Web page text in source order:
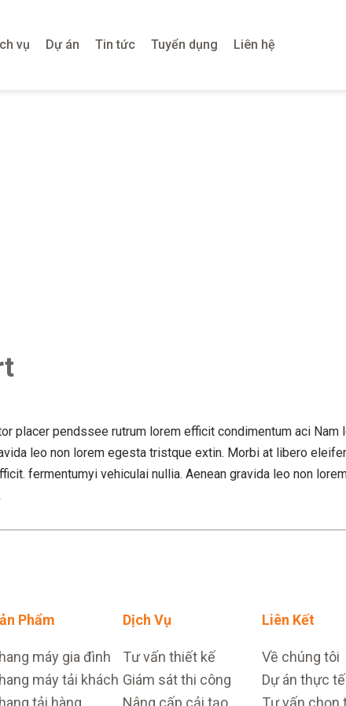
vụ Dự án Tin tức Tuyển dụng Liên hệ
placer pendssee rutrum lorem efficit condimentum aci
leo non lorem egesta tristque extin. Morbi at libero
fermentumyi vehiculai nullia. Aenean gravida leo non
Phẩm
máy gia đình
máy tải khách
tải hàng
Dịch Vụ
Tư vấn thiết kế
Giám sát thi công
Nâng cấp cải tạo
Liên Kết
Về chúng tôi
Dự án thực tế
Tư vấn chọn